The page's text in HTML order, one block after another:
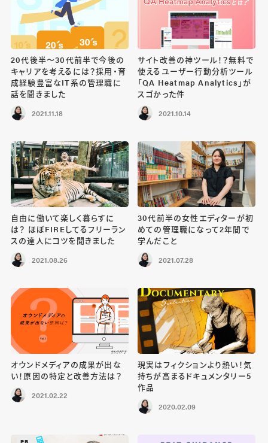
20代後半〜30代前半で今後の
キャリアを考えるには？採用・育
成経験豊富なIT系の管理職に
話を聞きました
2021.11.18
サイト改善の神ツール！？無料で
使えるユーザー行動分析ツール
「QA Heatmap Analytics」が
スゴかった件
2021.10.14
自由に働いて楽しく暮らすに
は？ ほぼFIREしてるフリーラン
スの達人にコツを聞きました
2021.08.26
30代前半の女性エディターが初
めての管理職になって2年間で
学んだこと
2021.07.28
オウンドメディアの成果が出な
い！原因の特定と改善方法は？
2021.02.22
現実はフィクションより熱い！気
持ちが高まるドキュメンタリー5
作品
2020.02.09
PR